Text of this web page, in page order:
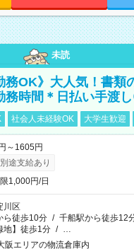
未読
務OK》大人気！書類
務時間＊日払い手渡
社会人未経験OK 大学生歓迎
～1605円
途支給あり
1,000円/日
川区
ら徒歩10分 / 千船駅から徒歩12
地】徒歩1分 / …
阪エリアの物流倉庫内